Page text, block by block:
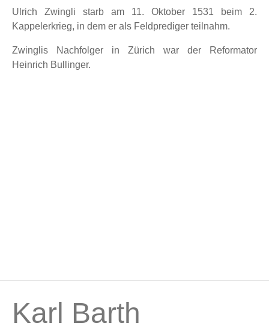
Ulrich Zwingli starb am 11. Oktober 1531 beim 2.
Kappelerkrieg, in dem er als Feldprediger teilnahm.
Zwinglis Nachfolger in Zürich war der Reformator
Heinrich Bullinger.
Karl Barth